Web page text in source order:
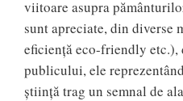
viitoare asupra
sunt apreciate, din diverse
eficienţă eco-friendly etc.),
publicului, ele
ştiinţă trag un semnal de